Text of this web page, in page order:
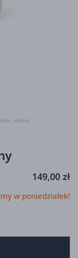
149,00 zł
w poniedziałek!